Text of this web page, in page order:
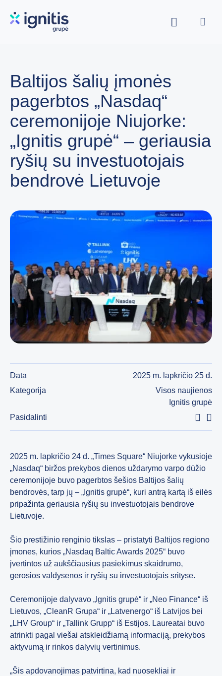
Baltijos šalių įmonės
pagerbtos „Nasdaq“
ceremonijoje Niujorke:
„Ignitis grupė“ – geriausia
ryšių su investuotojais
bendrovė Lietuvoje
Data
2025 m. lapkričio 25 d.
Kategorija
Visos naujienos
Ignitis grupė
Pasidalinti
2025 m. lapkričio 24 d. „Times Square“ Niujorke vykusioje
„Nasdaq“ biržos prekybos dienos uždarymo varpo dūžio
ceremonijoje buvo pagerbtos šešios Baltijos šalių
bendrovės, tarp jų – „Ignitis grupė“, kuri antrą kartą iš eilės
pripažinta geriausia ryšių su investuotojais bendrove
Lietuvoje.
Šio prestižinio renginio tikslas – pristatyti Baltijos regiono
įmones, kurios „Nasdaq Baltic Awards 2025“ buvo
įvertintos už aukščiausius pasiekimus skaidrumo,
gerosios valdysenos ir ryšių su investuotojais srityse.
Ceremonijoje dalyvavo „Ignitis grupė“ ir „Neo Finance“ iš
Lietuvos, „CleanR Grupa“ ir „Latvenergo“ iš Latvijos bei
„LHV Group“ ir „Tallink Grupp“ iš Estijos. Laureatai buvo
atrinkti pagal viešai atskleidžiamą informaciją, prekybos
aktyvumą ir rinkos dalyvių vertinimus.
„Šis apdovanojimas patvirtina, kad nuosekliai ir